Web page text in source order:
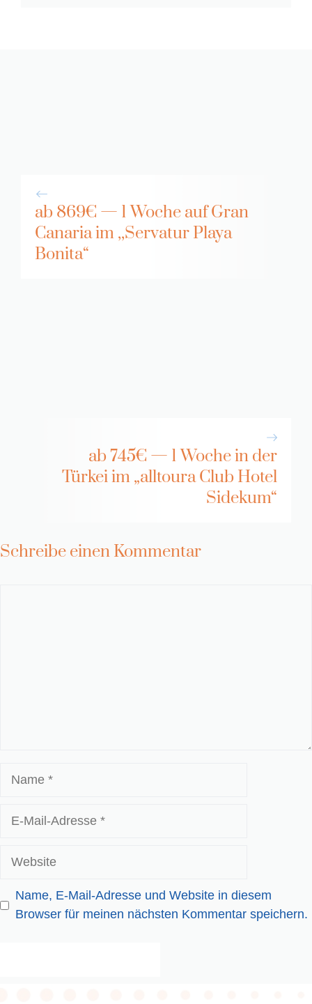
ab 869€ — 1 Woche auf Gran
Canaria im ,,Servatur Playa
Bonita“
ab 745€ — 1 Woche in der
Türkei im „alltoura Club Hotel
Sidekum“
Schreibe einen Kommentar
Website
Name, E-Mail-Adresse und Website in diesem
Browser für meinen nächsten Kommentar speichern.